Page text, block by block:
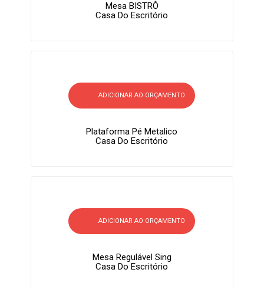
Mesa BISTRÔ
Casa Do Escritório
ADICIONAR AO ORÇAMENTO
Plataforma Pé Metalico
Casa Do Escritório
ADICIONAR AO ORÇAMENTO
Mesa Regulável Sing
Casa Do Escritório